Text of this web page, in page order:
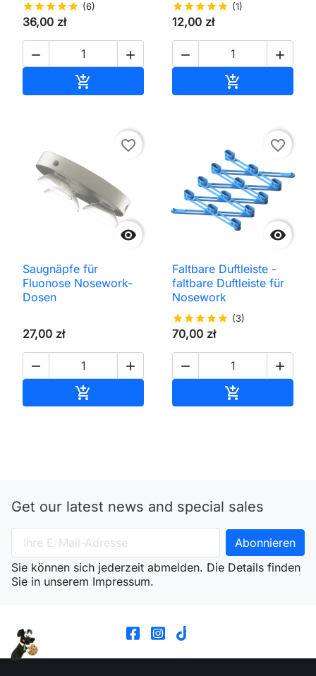
starstarstarstarstar (6)
36,00 zł
 

starstarstarstarstar (1)
12,00 zł
 


favorite_border
Saugnäpfe für
Fluonose Nosework-
Dosen
27,00 zł
 


favorite_border
Faltbare Duftleiste -
faltbare Duftleiste für
Nosework
starstarstarstarstar (3)
70,00 zł
 

Get our latest news and special sales
Sie können sich jederzeit abmelden. Die Details finden
Sie in unserem Impressum.